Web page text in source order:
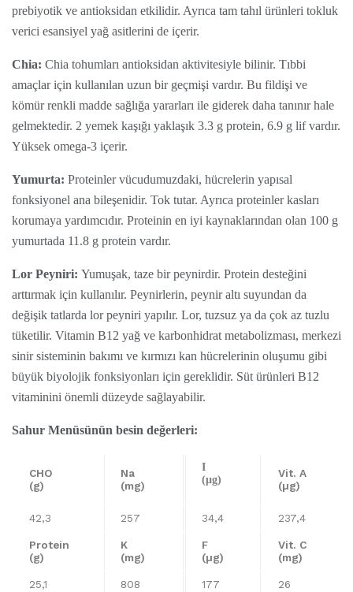
prebiyotik ve antioksidan etkilidir. Ayrıca tam tahıl ürünleri tokluk
verici esansiyel yağ asitlerini de içerir.
Chia: Chia tohumları antioksidan aktivitesiyle bilinir. Tıbbi
amaçlar için kullanılan uzun bir geçmişi vardır. Bu fildişi ve
kömür renkli madde sağlığa yararları ile giderek daha tanınır hale
gelmektedir. 2 yemek kaşığı yaklaşık 3.3 g protein, 6.9 g lif vardır.
Yüksek omega-3 içerir.
Yumurta: Proteinler vücudumuzdaki, hücrelerin yapısal
fonksiyonel ana bileşenidir. Tok tutar. Ayrıca proteinler kasları
korumaya yardımcıdır. Proteinin en iyi kaynaklarından olan 100 g
yumurtada 11.8 g protein vardır.
Lor Peyniri: Yumuşak, taze bir peynirdir. Protein desteğini
arttırmak için kullanılır. Peynirlerin, peynir altı suyundan da
değişik tatlarda lor peyniri yapılır. Lor, tuzsuz ya da çok az tuzlu
tüketilir. Vitamin B12 yağ ve karbonhidrat metabolizması, merkezi
sinir sisteminin bakımı ve kırmızı kan hücrelerinin oluşumu gibi
büyük biyolojik fonksiyonları için gereklidir. Süt ürünleri B12
vitaminini önemli düzeyde sağlayabilir.
Sahur Menüsünün besin değerleri:
CHO
(g)
Na
(mg)
I
(µg)
Vit. A
(µg)
42,3 257 34,4 237,4
Protein
(g)
K
(mg)
F
(µg)
Vit. C
(mg)
25,1 808 177 26